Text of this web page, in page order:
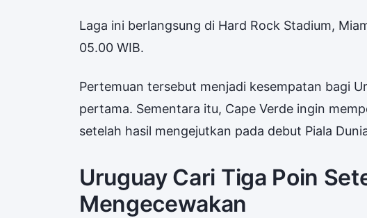
Laga ini berlangsung di Hard Rock Stadium,
05.00 WIB.
Pertemuan tersebut menjadi kesempatan bagi
pertama. Sementara itu, Cape Verde ingin
setelah hasil mengejutkan pada debut Piala
Uruguay Cari Tiga Poin
Mengecewakan